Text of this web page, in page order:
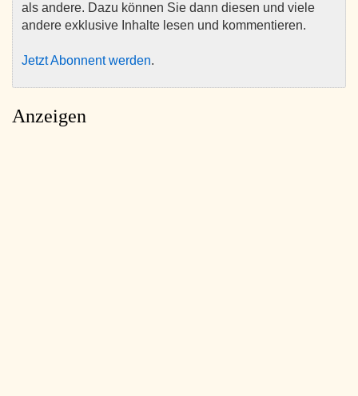
als andere. Dazu können Sie dann diesen und viele
andere exklusive Inhalte lesen und kommentieren.
Jetzt Abonnent werden.
Anzeigen